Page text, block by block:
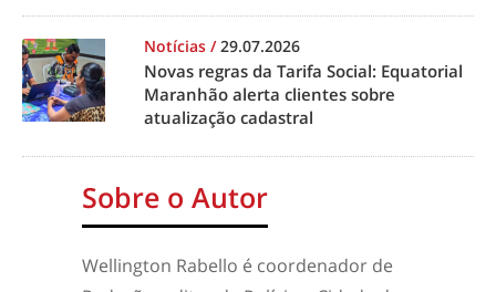
Notícias /29.07.2026
Novas regras da Tarifa Social: Equatorial
Maranhão alerta clientes sobre
atualização cadastral
Sobre o Autor
Wellington Rabello é coordenador de